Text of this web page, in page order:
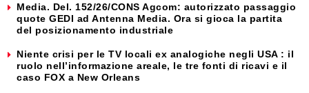
Media. Del. 152/26/CONS Agcom: autorizzato passaggio
quote GEDI ad Antenna Media. Ora si gioca la partita
del posizionamento industriale
Niente crisi per le TV locali ex analogiche negli USA : il
ruolo nell’informazione areale, le tre fonti di ricavi e il
caso FOX a New Orleans